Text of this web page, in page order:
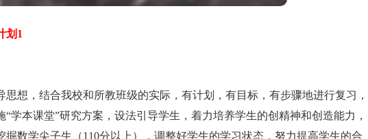
划1
，结合我校和所教班级的实际，有计划，有目标，有步骤地进行复习，
学本课堂”研究方案，设法引导学生，着力培养学生的创精神和创造能力，
掘数学尖子生（110分以上），调整好学生的学习状态，努力提高学生的合